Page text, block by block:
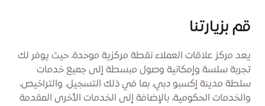
قم بزيارتنا
يعد مركز علاقات العملاء نقطة مركزية موحدة، حيث يوفر لك
تجربة سلسة وإمكانية وصول مبسطة إلى جميع خدمات
سلطة مدينة إكسبو دبي، بما في ذلك التسجيل، والتراخيص،
والخدمات الحكومية، بالإضافة إلى الخدمات الأخرى المقدمة